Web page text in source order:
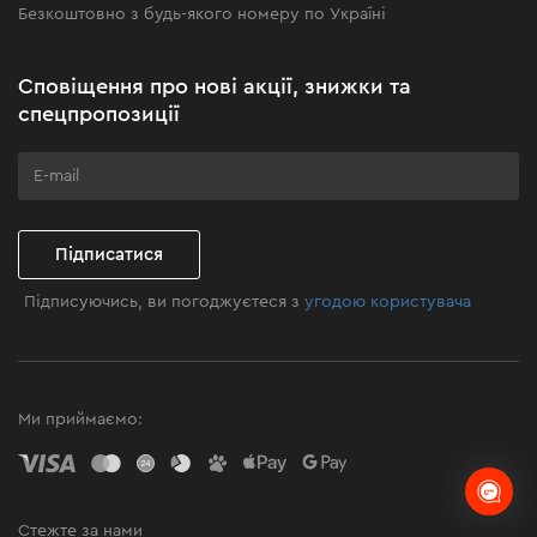
Клуб майстерності
Безкоштовно з будь-якого номеру по Україні
Сповіщення про нові акції, знижки та
спецпропозиції
Підписатися
Підписуючись, ви погоджуєтеся зугодою користувача
Ми приймаємо:
Стежте за нами